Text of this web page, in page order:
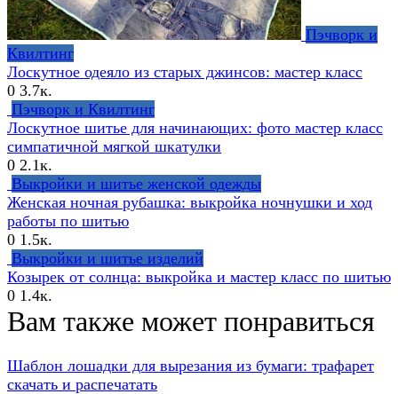
Пэчворк и
Квилтинг
Лоскутное одеяло из старых джинсов: мастер класс
0 3.7к.
Пэчворк и Квилтинг
Лоскутное шитье для начинающих: фото мастер класс
симпатичной мягкой шкатулки
0 2.1к.
Выкройки и шитье женской одежды
Женская ночная рубашка: выкройка ночнушки и ход
работы по шитью
0 1.5к.
Выкройки и шитье изделий
Козырек от солнца: выкройка и мастер класс по шитью
0 1.4к.
Вам также может понравиться
Шаблон лошадки для вырезания из бумаги: трафарет
скачать и распечатать